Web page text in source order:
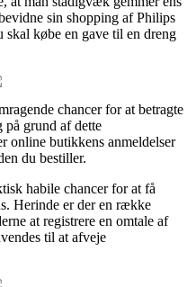
sin shopping af Philips
købe en gave til en dreng
chancer for at betragte
grund af dette
online butikkens anmeldelser
du bestiller.
habile chancer for at få
Herinde er der en række
at registrere en omtale af
til at afveje